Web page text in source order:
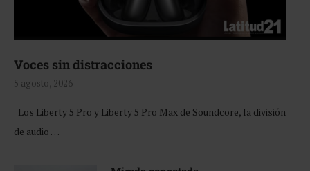
Voces sin distracciones
5 agosto, 2026
Los Liberty 5 Pro y Liberty 5 Pro Max de Soundcore, la división
de audio …